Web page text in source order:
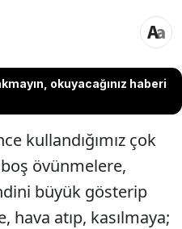
okuyacağınız haberi
kullandığımız çok
övünmelere,
büyük gösterip
atıp, kasılmaya;